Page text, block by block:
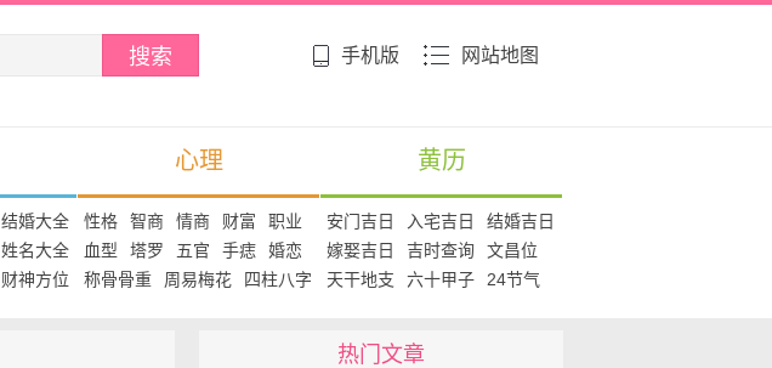
搜索 手机版 网站地图
结婚大全
姓名大全
财神方位
心理
性格 智商 情商 财富
职业
血型
塔罗 五官 手痣
婚恋
称骨骨重
周易梅花 四柱八字
黄历
安门吉日 入宅吉日
结婚吉日
嫁娶吉日
吉时查询
文昌位
天干地支
六十甲子 24节气
热门文章